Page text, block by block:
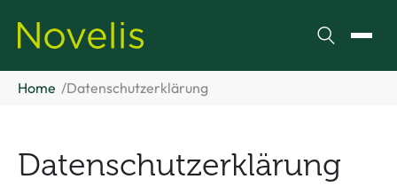
Suchen
Home Datenschutzerklärung
Datenschutzerklärung